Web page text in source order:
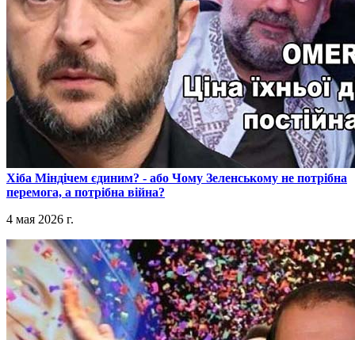
​Хіба Міндічем єдиним? - або Чому Зеленському не потрібна
перемога, а потрібна війна?
4 мая 2026 г.